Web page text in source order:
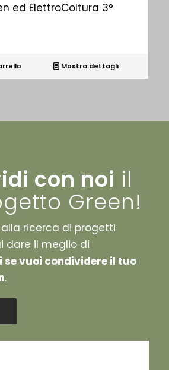
ed ElettroColtura 3°
Mostra dettagli
con noi il
Green!
ricerca di progetti
dare il meglio di
vuoi condividere il tuo
.